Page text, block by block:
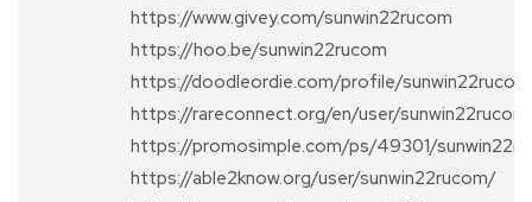
https://www.givey.com/sunwin22rucom
https://hoo.be/sunwin22rucom
https://doodleordie.com/profile/sunwin22rucom
https://rareconnect.org/en/user/sunwin22rucom
https://promosimple.com/ps/49301/
https://able2know.org/user/sunwin22rucom/